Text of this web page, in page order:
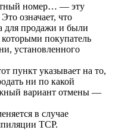
номер… — эту
означает, что
для продажи и были
покупатель
установленного
пункт указывает на то,
ни по какой
вариант отмены —
в случае
TCP.